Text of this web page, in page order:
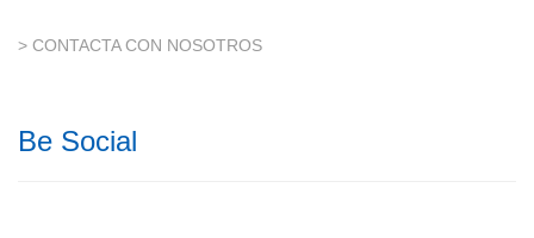
> CONTACTA CON NOSOTROS
Be Social